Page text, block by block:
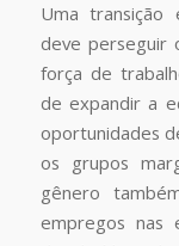
Uma transição
deve perseguir
força de
de expandir a
oportunidades
os grupos
gênero
empregos nas